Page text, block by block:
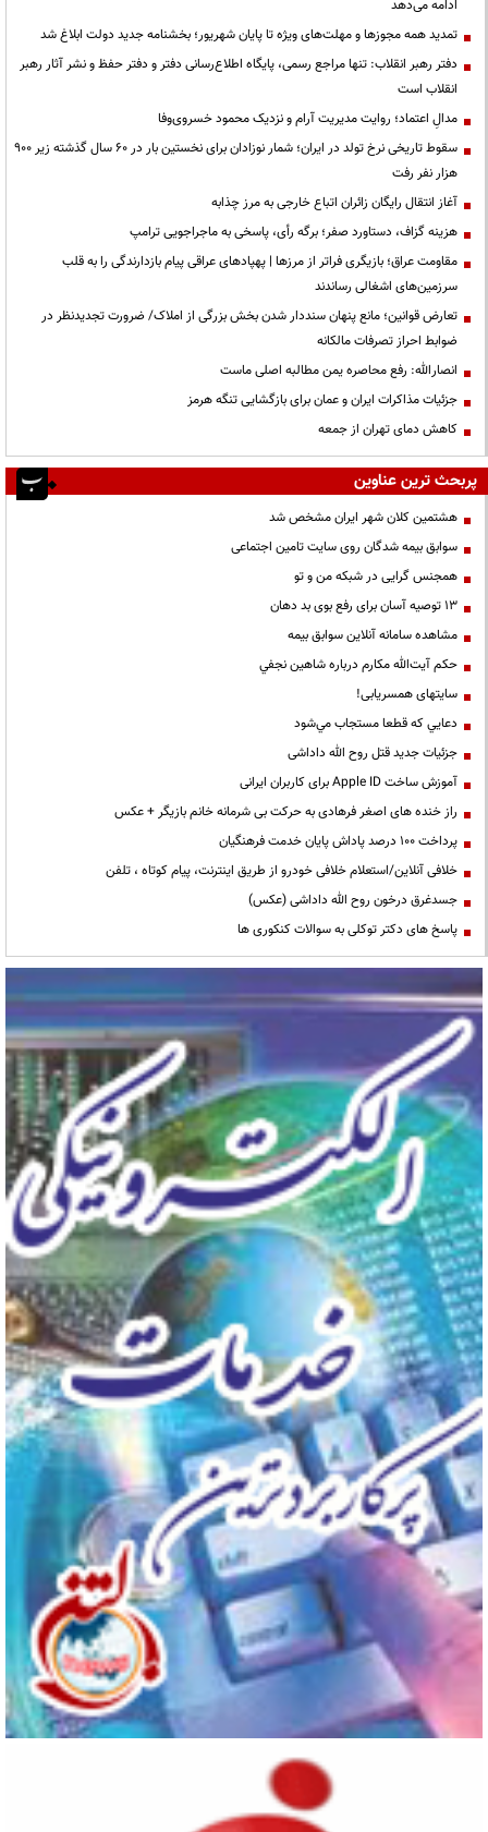
ادامه می‌دهد
تمدید همه مجوزها و مهلت‌های ویژه تا پایان شهریور؛ بخشنامه جدید دولت ابلاغ شد
دفتر رهبر انقلاب: تنها مراجع رسمی، پایگاه اطلاع‌رسانی دفتر و دفتر حفظ و نشر آثار رهبر
انقلاب است
مدالِ اعتماد؛ روایت مدیریت آرام و نزدیک محمود خسروی‌وفا
سقوط تاریخی نرخ تولد در ایران؛ شمار نوزادان برای نخستین بار در ۶۰ سال گذشته زیر ۹۰۰
هزار نفر رفت
آغاز انتقال رایگان زائران اتباع خارجی به مرز چذابه
هزینه گزاف، دستاورد صفر؛ برگه رأی، پاسخی به ماجراجویی ترامپ
مقاومت عراق؛ بازیگری فراتر از مرزها | پهپادهای عراقی پیام بازدارندگی را به قلب
سرزمین‌های اشغالی رساندند
تعارض قوانین؛ مانع پنهان سنددار شدن بخش بزرگی از املاک/ ضرورت تجدیدنظر در
ضوابط احراز تصرفات مالکانه
انصارالله: رفع محاصره یمن مطالبه اصلی ماست
جزئیات مذاکرات ایران و عمان برای بازگشایی تنگه هرمز
کاهش دمای تهران از جمعه
پربحث ترین عناوین
هشتمین کلان شهر ایران مشخص شد
سوابق بیمه شدگان روی سایت تامین اجتماعی
همجنس گرایی در شبکه من و تو
13 توصیه آسان برای رفع بوی بد دهان
مشاهده سامانه آنلاين سوابق بیمه
حكم آيت‌الله مكارم درباره شاهين نجفي
سایتهای همسریابی!
دعايي كه قطعا مستجاب مي‌شود
جزئیات جدید قتل روح الله داداشی
آموزش ساخت Apple ID برای کاربران ایرانی
راز خنده های اصغر فرهادی به حرکت بی شرمانه خانم بازیگر + عکس
پرداخت ۱۰۰ درصد پاداش پایان خدمت فرهنگیان
خلافی آنلاین/استعلام خلافی خودرو از طریق اینترنت، پیام کوتاه ، تلفن
جسدغرق درخون روح الله داداشی (عکس)
پاسخ های دکتر توکلی به سوالات کنکوری ها